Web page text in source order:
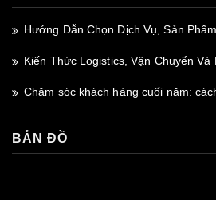
Hướng Dẫn Chọn Dịch Vụ, Sản
Kiến Thức Logistics, Vận Chuyển Và
Chăm sóc khách hàng cuối năm:
BẢN ĐỒ